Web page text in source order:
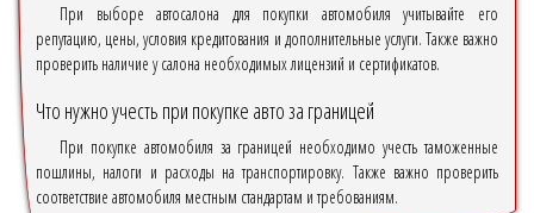
При выборе автосалона для покупки автомобиля учитывайте его
репутацию, цены, условия кредитования и дополнительные услуги. Также важно
проверить наличие у салона необходимых лицензий и сертификатов.
Что нужно учесть при покупке авто за границей
При покупке автомобиля за границей необходимо учесть таможенные
пошлины, налоги и расходы на транспортировку. Также важно проверить
соответствие автомобиля местным стандартам и требованиям.